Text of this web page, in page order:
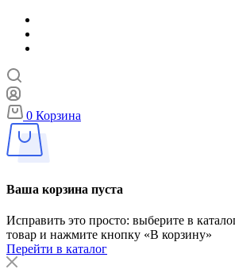
0 Корзина
Ваша корзина пуста
Исправить это просто: выберите в
товар и нажмите кнопку «В корзину»
Перейти в каталог